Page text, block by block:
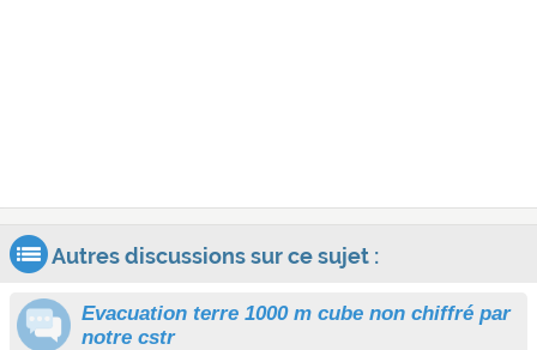
Autres discussions sur ce sujet :
Evacuation terre 1000 m cube non chiffré par
notre cstr